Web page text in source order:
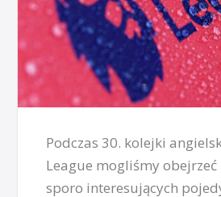
Podczas 30. kolejki
League mogliśmy
sporo interesujących